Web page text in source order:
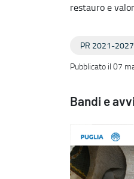
restauro e
PR 2021-2027
Pubblicato il 07
Bandi e